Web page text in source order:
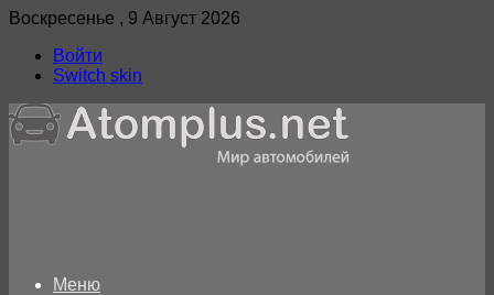
Воскресенье , 9 Август 2026
Войти
Switch skin
Меню